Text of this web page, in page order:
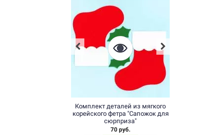
Комплект деталей из мягкого
корейского фетра "Сапожок для
сюрприза"
70 руб.